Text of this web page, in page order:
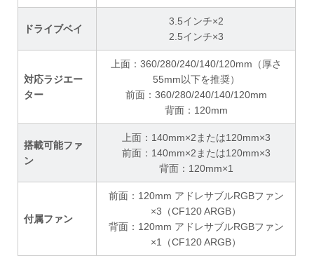
ドライブベイ
3.5インチ×2
2.5インチ×3
対応ラジエー
ター
上面：360/280/240/140/120mm（厚さ
55mm以下を推奨）
前面：360/280/240/140/120mm
背面：120mm
搭載可能ファ
ン
上面：140mm×2または120mm×3
前面：140mm×2または120mm×3
背面：120mm×1
付属ファン
前面：120mm アドレサブルRGBファン
×3（CF120 ARGB）
背面：120mm アドレサブルRGBファン
×1（CF120 ARGB）